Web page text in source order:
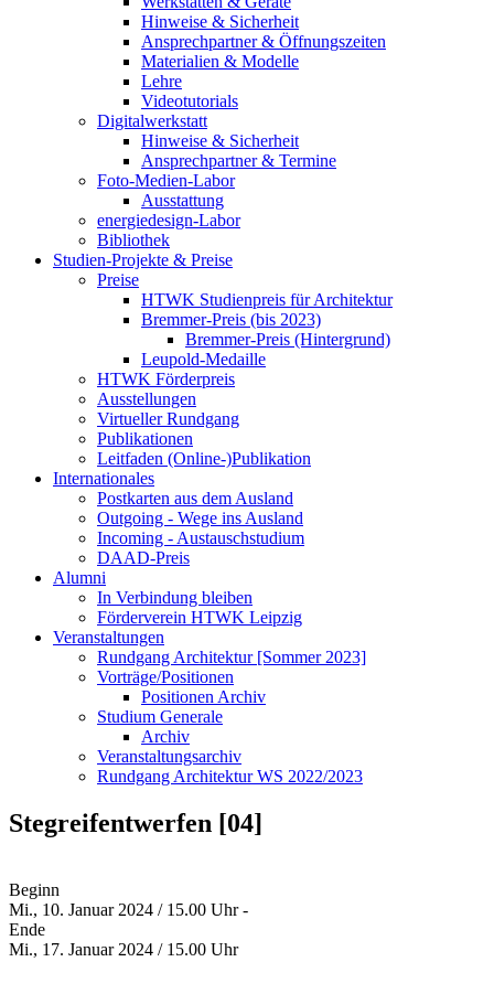
Hinweise & Sicherheit
Ansprechpartner & Öffnungszeiten
Materialien & Modelle
Lehre
Videotutorials
Digitalwerkstatt
Hinweise & Sicherheit
Ansprechpartner & Termine
Foto-Medien-Labor
Ausstattung
energiedesign-Labor
Bibliothek
Studien-Projekte & Preise
Preise
HTWK Studienpreis für Architektur
Bremmer-Preis (bis 2023)
Bremmer-Preis (Hintergrund)
Leupold-Medaille
HTWK Förderpreis
Ausstellungen
Virtueller Rundgang
Publikationen
Leitfaden (Online-)Publikation
Internationales
Postkarten aus dem Ausland
Outgoing - Wege ins Ausland
Incoming - Austauschstudium
DAAD-Preis
Alumni
In Verbindung bleiben
Förderverein HTWK Leipzig
Veranstaltungen
Rundgang Architektur [Sommer 2023]
Vorträge/Positionen
Positionen Archiv
Studium Generale
Archiv
Veranstaltungsarchiv
Rundgang Architektur WS 2022/2023
Stegreifentwerfen [04]
Beginn
Mi., 10. Januar 2024 / 15.00 Uhr -
Ende
Mi., 17. Januar 2024 / 15.00 Uhr